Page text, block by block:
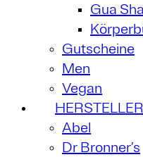
Gua
Gutscheine
Men
Vegan
HERSTELLER
Abel
Dr Bronner’s